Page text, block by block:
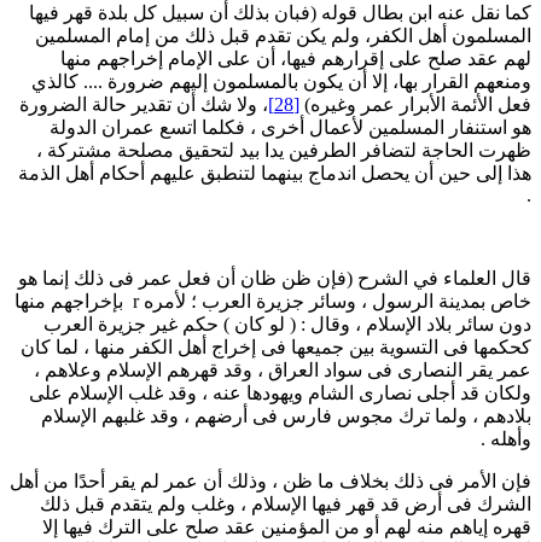
نقل عنه ابن بطال قوله (فبان بذلك أن سبيل كل بلدة قهر فيها
أهل الكفر، ولم يكن تقدم قبل ذلك من إمام المسلمين
عقد صلح على إقرارهم فيها، أن على الإمام إخراجهم منها
القرار بها، إلا أن يكون بالمسلمون إليهم ضرورة .... كالذي
الأئمة الأبرار عمر وغيره)[28]
، ولا شك أن تقدير حالة الضرورة
استنفار المسلمين لأعمال أخرى ، فكلما اتسع عمران الدولة
الحاجة لتضافر الطرفين يدا بيد لتحقيق مصلحة مشتركة ،
إلى حين أن يحصل اندماج بينهما لتنطبق عليهم أحكام أهل الذمة
العلماء في الشرح (فإن ظن ظان أن فعل عمر فى ذلك إنما هو
خاص بمدينة الرسول ، وسائر جزيرة العرب ؛ لأمره r بإخراجهم منها
سائر بلاد الإسلام ، وقال : ( لو كان ) حكم غير جزيرة العرب
فى التسوية بين جميعها فى إخراج أهل الكفر منها ، لما كان
يقر النصارى فى سواد العراق ، وقد قهرهم الإسلام وعلاهم ،
قد أجلى نصارى الشام ويهودها عنه ، وقد غلب الإسلام على
، ولما ترك مجوس فارس فى أرضهم ، وقد غلبهم الإسلام
.
الأمر فى ذلك بخلاف ما ظن ، وذلك أن عمر لم يقر أحدًا من أهل
فى أرض قد قهر فيها الإسلام ، وغلب ولم يتقدم قبل ذلك
إياهم منه لهم أو من المؤمنين عقد صلح على الترك فيها إلا